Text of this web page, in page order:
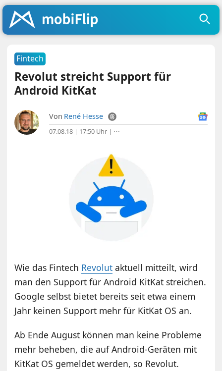
Fintech
Revolut streicht Support für
Android KitKat
Von René Hesse
07.08.18 | 17:50 Uhr | ⋯
Wie das Fintech Revolut aktuell mitteilt, wird
man den Support für Android KitKat streichen.
Google selbst bietet bereits seit etwa einem
Jahr keinen Support mehr für KitKat OS an.
Ab Ende August können man keine Probleme
mehr beheben, die auf Android-Geräten mit
KitKat OS gemeldet werden, so Revolut.